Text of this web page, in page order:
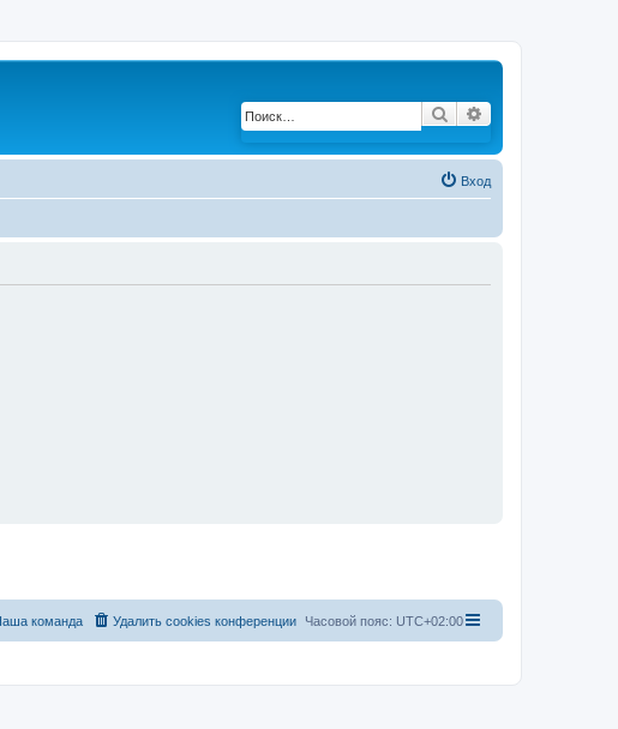
Поиск
Вход
Часовой пояс: UTC+02:00
Удалить cookies конференции
команда